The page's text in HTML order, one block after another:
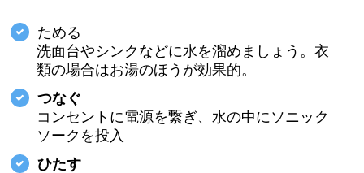
ためる
洗面台やシンクなどに水を溜めましょう。衣
類の場合はお湯のほうが効果的。
つなぐ
コンセントに電源を繋ぎ、水の中にソニック
ソークを投入
ひたす